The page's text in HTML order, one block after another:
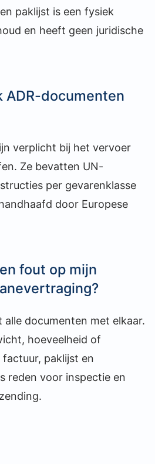
paklijst is een fysiek
en heeft geen juridische
ADR-documenten
verplicht bij het vervoer
Ze bevatten UN-
per gevarenklasse
door Europese
fout op mijn
alle documenten met elkaar.
hoeveelheid of
paklijst en
reden voor inspectie en